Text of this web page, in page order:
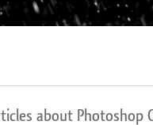
about Photoshop